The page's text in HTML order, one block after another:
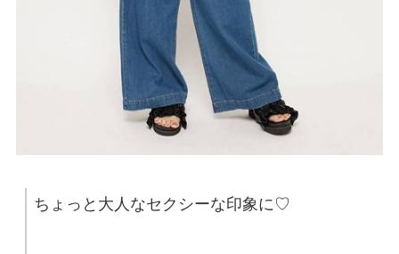
ちょっと大人なセクシーな印象に♡